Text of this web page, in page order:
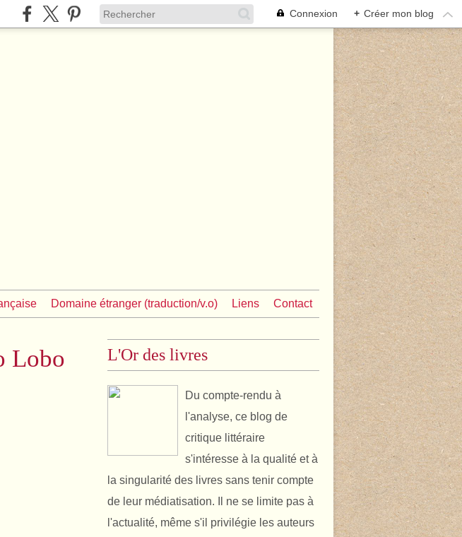
Connexion + Créer mon blog
Domaine étranger (traduction/v.o) Liens Contact
Lobo
L'Or des livres
Du compte-rendu à
l'analyse, ce blog de
critique littéraire
s'intéresse à la qualité et à
la singularité des livres sans tenir compte
de leur médiatisation. Il ne se limite pas à
l'actualité, même s'il privilégie les auteurs